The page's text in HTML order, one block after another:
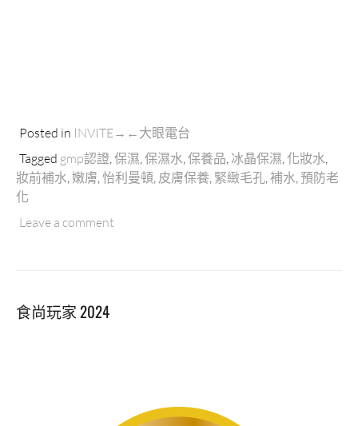
Posted in INVITE→←大眼電台
Tagged gmp認證 保濕 保濕水 保養品 冰晶保濕 化妝水
妝前補水 嫩膚 怡利曼頓 皮膚保養 緊緻毛孔 補水 預防老
化
Leave a comment
食尚玩家 2024